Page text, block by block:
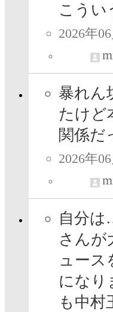
こうい
2026年
暴れん
たけど
関係だ
2026年
自分
さんが
ュース
になり
も中